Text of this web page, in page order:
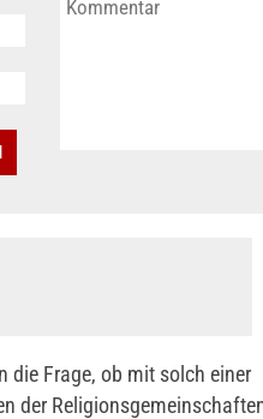
die Frage, ob mit solch einer
der